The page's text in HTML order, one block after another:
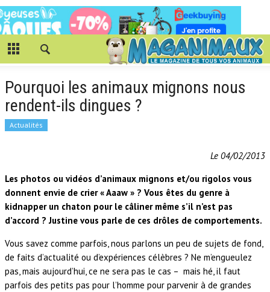
Pourquoi les animaux mignons nous
rendent-ils dingues ?
Actualités
Le 04/02/2013
Les photos ou vidéos d’animaux mignons et/ou rigolos vous
donnent envie de crier « Aaaw » ? Vous êtes du genre à
kidnapper un chaton pour le câliner même s’il n’est pas
d’accord ? Justine vous parle de ces drôles de comportements.
Vous savez comme parfois, nous parlons un peu de sujets de fond,
de faits d’actualité ou d’expériences célèbres ? Ne m’engueulez
pas, mais aujourd’hui, ce ne sera pas le cas – mais hé, il faut
parfois des petits pas pour l’homme pour parvenir à de grandes